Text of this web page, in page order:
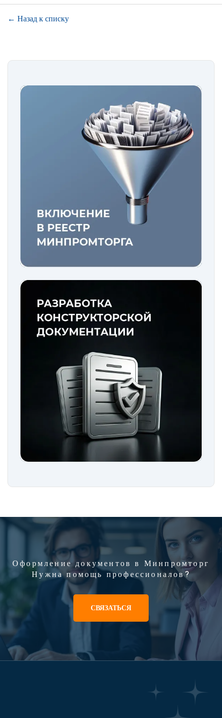
← Назад к списку
Оформление документов в Минпромторг
Нужна помощь профессионалов?
СВЯЗАТЬСЯ